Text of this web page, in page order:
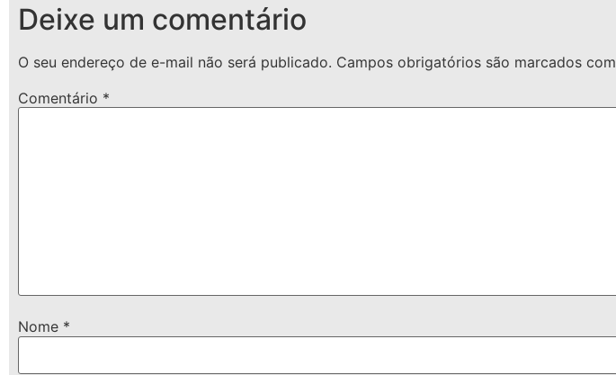
Deixe um comentário
O seu endereço de e-mail não será publicado. Campos obrigatórios são marcados com
Comentário *
Nome *